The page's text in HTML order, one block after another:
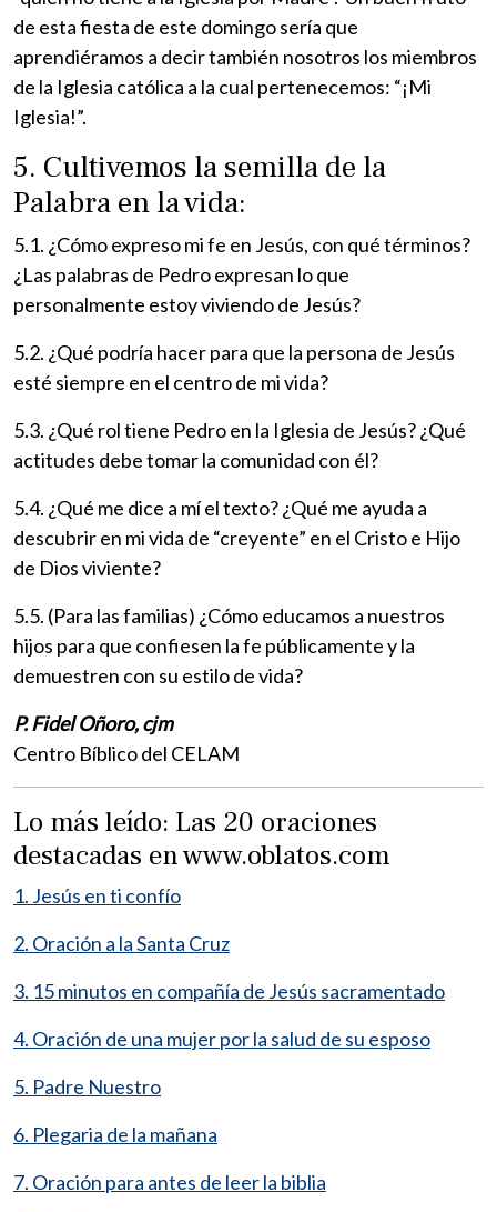
de esta fiesta de este domingo sería que
aprendiéramos a decir también nosotros los miembros
de la Iglesia católica a la cual pertenecemos: “¡Mi
Iglesia!”.
5. Cultivemos la semilla de la
Palabra en la vida:
5.1. ¿Cómo expreso mi fe en Jesús, con qué términos?
¿Las palabras de Pedro expresan lo que
personalmente estoy viviendo de Jesús?
5.2. ¿Qué podría hacer para que la persona de Jesús
esté siempre en el centro de mi vida?
5.3. ¿Qué rol tiene Pedro en la Iglesia de Jesús? ¿Qué
actitudes debe tomar la comunidad con él?
5.4. ¿Qué me dice a mí el texto? ¿Qué me ayuda a
descubrir en mi vida de “creyente” en el Cristo e Hijo
de Dios viviente?
5.5. (Para las familias) ¿Cómo educamos a nuestros
hijos para que confiesen la fe públicamente y la
demuestren con su estilo de vida?
P. Fidel Oñoro, cjm
Centro Bíblico del CELAM
Lo más leído: Las 20 oraciones
destacadas en www.oblatos.com
1. Jesús en ti confío
2. Oración a la Santa Cruz
3. 15 minutos en compañía de Jesús sacramentado
4. Oración de una mujer por la salud de su esposo
5. Padre Nuestro
6. Plegaria de la mañana
7. Oración para antes de leer la biblia